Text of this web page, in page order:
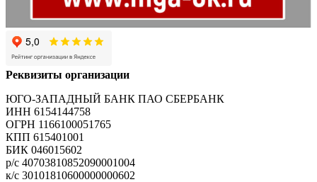
Реквизиты организации
ЮГО-ЗАПАДНЫЙ БАНК ПАО СБЕРБАНК
ИНН 6154144758
ОГРН 1166100051765
КПП 615401001
БИК 046015602
р/с 40703810852090001004
к/с 30101810600000000602